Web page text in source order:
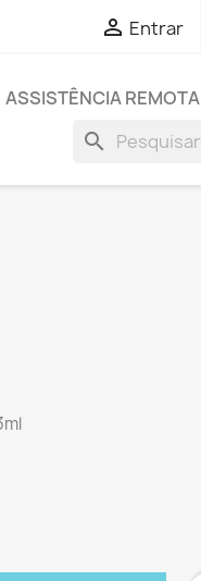
 Entrar
ASSISTÊNCIA REMOTA
search